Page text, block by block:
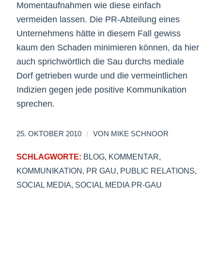
Momentaufnahmen wie diese einfach
vermeiden lassen. Die PR-Abteilung eines
Unternehmens hätte in diesem Fall gewiss
kaum den Schaden minimieren können, da hier
auch sprichwörtlich die Sau durchs mediale
Dorf getrieben wurde und die vermeintlichen
Indizien gegen jede positive Kommunikation
sprechen.
25. OKTOBER 2010 / VON MIKE SCHNOOR
SCHLAGWORTE: BLOG, KOMMENTAR,
KOMMUNIKATION , PR GAU, PUBLIC RELATIONS,
SOCIAL MEDIA, SOCIAL MEDIA PR-GAU